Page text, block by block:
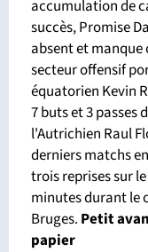
accumulation de
succès, Promise
absent et
secteur offensif
équatorien Kevin
7 buts et 3 passes
l'Autrichien Raul
derniers matchs
trois reprises sur
minutes durant le
Bruges. Petit
papier